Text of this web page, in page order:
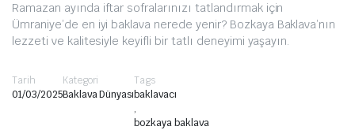
Ramazan ayında iftar sofralarınızı tatlandırmak için
Ümraniye’de en iyi baklava nerede yenir? Bozkaya Baklava’nın
lezzeti ve kalitesiyle keyifli bir tatlı deneyimi yaşayın.
Tarih
01/03/2025
Kategori
Baklava Dünyası
Tags
baklavacı
,
bozkaya baklava